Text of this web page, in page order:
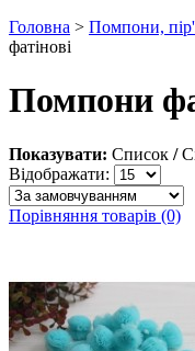
Головна > Помпони,
фатінові
Помпони
Показувати: Список /
Відображати:
Порівняння товарів (0)